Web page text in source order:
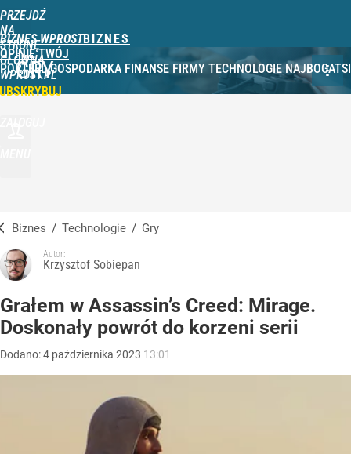
PRZEJDŹ
NA
STRONĘ
GŁÓWNĄ
WPROST.PL
BIZNES WPROST
OPINIE TWÓJ
PORTFEL GOSPODARKA FINANSE FIRMY TECHNOLOGIE NAJBOGATSI
GRY
Biznes / Technologie / Gry
Autor:
Krzysztof Sobiepan
Grałem w Assassin’s Creed: Mirage.
Doskonały powrót do korzeni serii
Dodano:4 października 2023 13:01